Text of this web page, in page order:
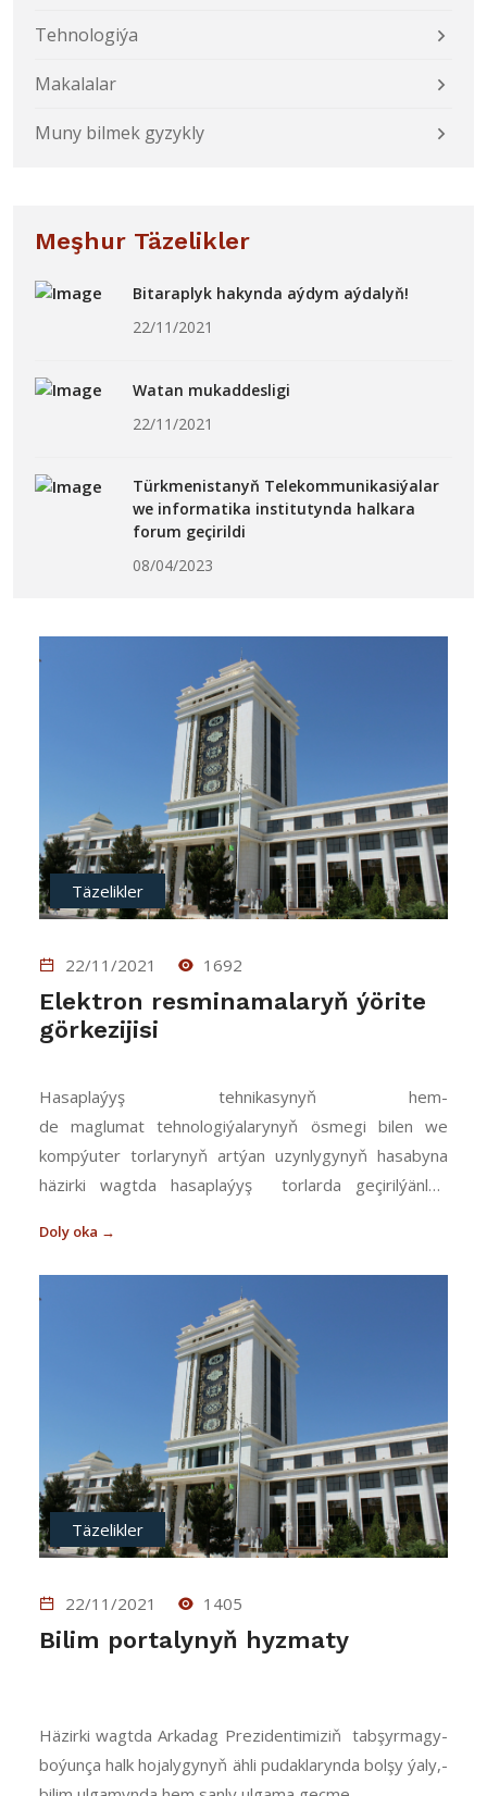
Täzelikler
22/11/2021 1692
Elektron resminamalaryň ýörite
görkezijisi
Hasaplaýyş tehnikasynyň hem-
de maglumat tehnologiýalarynyň ösmegi bilen we
kompýuter torlarynyň artýan uzynlygynyň hasabyna
häzirki wagtda hasaplaýyş torlarda geçirilýänleri
berilýär. Elektron sanly gol (ESG) – bu
resminamanyň ýö...
Doly oka →
Täzelikler
22/11/2021 1405
Bilim portalynyň hyzmaty
Hä­zir­ki­ wagt­da­ Ar­ka­dag­ Pre­zi­den­ti­mi­ziň­ tab­şyr­ma­gy­
bo­ýun­ça­ halk­ ho­ja­ly­gy­nyň­ äh­li­ pu­dak­la­ryn­da­ bol­şy­ ýa­ly,­
Tehnologiýa
Makalalar
Muny bilmek gyzykly
Meşhur Täzelikler
Bitaraplyk hakynda aýdym aýdalyň!
22/11/2021
Watan mukaddesligi
22/11/2021
Türkmenistanyň Telekommunikasiýalar
we informatika institutynda halkara
forum geçirildi
08/04/2023